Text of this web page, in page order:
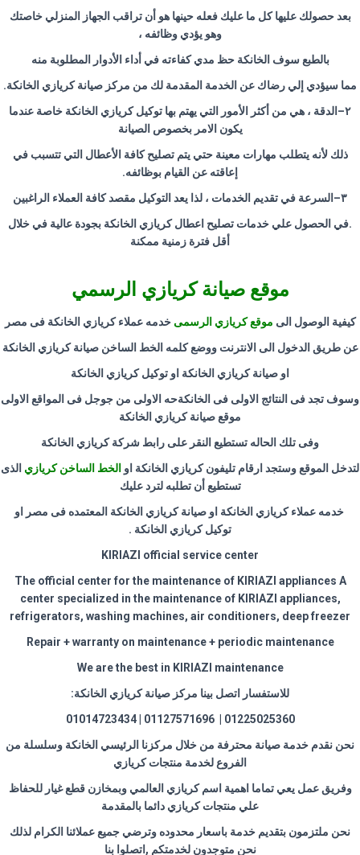
بعد حصولك عليها كل ما عليك فعله حينها هو أن تراقب الجهاز المنزلي خاصتك
وهو يؤدي وظائفه ،
بالطبع سوف الخانكة حظ مدي كفاءته في أداء الأدوار المطلوبة منه
مما سيؤدي إلي رضاك عن الخدمة المقدمة لك من مركز صيانة كريازي الخانكة.
٢– الدقة ، هي من أكثر الأمور التي يهتم بها توكيل كريازي الخانكة خاصة عندما
يكون الامر بخصوص الصيانة
ذلك لأنه يتطلب مهارات معينة حتي يتم تصليح كافة الأعطال التي تتسبب في
إعاقته عن القيام بوظائفه.
٣– السرعة في تقديم الخدمات ، لذا يعد التوكيل مقصد كافة العملاء الراغبين
.في الحصول علي خدمات تصليح اعطال كريازي الخانكة بجودة عالية في خلال
أقل فترة زمنية ممكنة
موقع صيانة كريازي الرسمي
كيفية الوصول الى موقع كريازي الرسمى خدمه عملاء كريازي الخانكة فى مصر
عن طريق الدخول الى الانترنت ووضع كلمه الخط الساخن صيانة كريازي الخانكة
او صيانة كريازي الخانكة او توكيل كريازي الخانكة
وسوف تجد فى النتائج الاولى فى الخانكةحه الاولى من جوجل فى المواقع الاولى
موقع صيانة كريازي الخانكة
وفى تلك الحاله تستطيع النقر على رابط شركة كريازي الخانكة
لتدخل الموقع وستجد ارقام تليفون كريازي الخانكة او الخط الساخن كريازي الذى
تستطيع أن تطلبه لترد عليك
خدمه عملاء كريازي الخانكة او صيانة كريازي الخانكة المعتمده فى مصر او
توكيل كريازي الخانكة .
KIRIAZI official service center
The official center for the maintenance of KIRIAZI appliances A
center specialized in the maintenance of KIRIAZI appliances,
refrigerators, washing machines, air conditioners, deep freezer
Repair + warranty on maintenance + periodic maintenance
We are the best in KIRIAZI maintenance
للاستفسار اتصل بينا مركز صيانة كريازي الخانكة:
01225025360 | 01127571696 | 01014723434
نحن نقدم خدمة صيانة محترفة من خلال مركزنا الرئيسي الخانكة وسلسلة من
الفروع لخدمة منتجات كريازي
وفريق عمل يعي تماما اهمية اسم كريازي العالمي وبمخازن قطع غيار للحفاظ
علي منتجات كريازي دائما بالمقدمة
نحن ملتزمون بتقديم خدمة باسعار محدوده وترضي جميع عملائنا الكرام لذلك
نحن متوجدون لخدمتكم ,اتصلوا بنا